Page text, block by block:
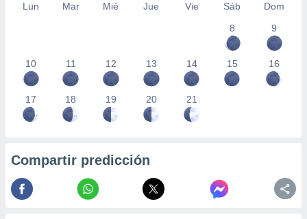
Lun Mar Mié Jue Vie Sáb
Dom
8
9
10 11 12 13 14 15 16
17 18 19 20 21
Compartir predicción